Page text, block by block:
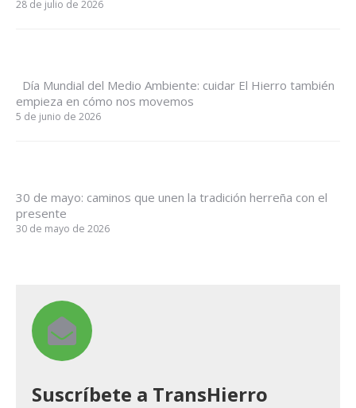
28 de julio de 2026
Día Mundial del Medio Ambiente: cuidar El Hierro también
empieza en cómo nos movemos
5 de junio de 2026
30 de mayo: caminos que unen la tradición herreña con el
presente
30 de mayo de 2026
Suscríbete a TransHierro